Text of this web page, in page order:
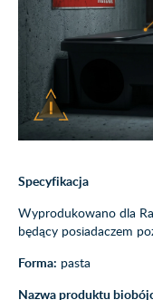
Specyfikacja
Wyprodukowano dla
będący posiadaczem
Forma: pasta
Nazwa produktu